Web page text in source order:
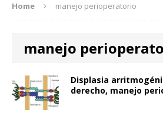
Home manejo perioperatorio
manejo
Displasia
derecho, manejo